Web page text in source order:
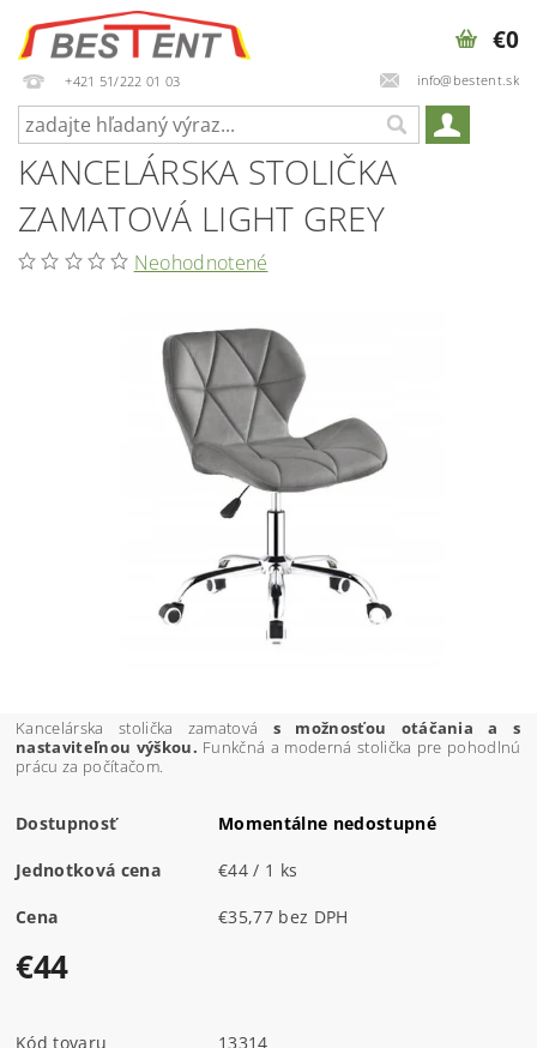
+421 51/222 01 03 info@bestent.sk
€0
KANCELÁRSKA STOLIČKA
ZAMATOVÁ LIGHT GREY
Neohodnotené
Kancelárska stolička zamatová s možnosťou otáčania a s
nastaviteľnou výškou. Funkčná a moderná stolička pre pohodlnú
prácu za počítačom.
Dostupnosť Momentálne nedostupné
Jednotková cena €44 / 1 ks
Cena €35,77 bez DPH
€44
Kód tovaru
13314